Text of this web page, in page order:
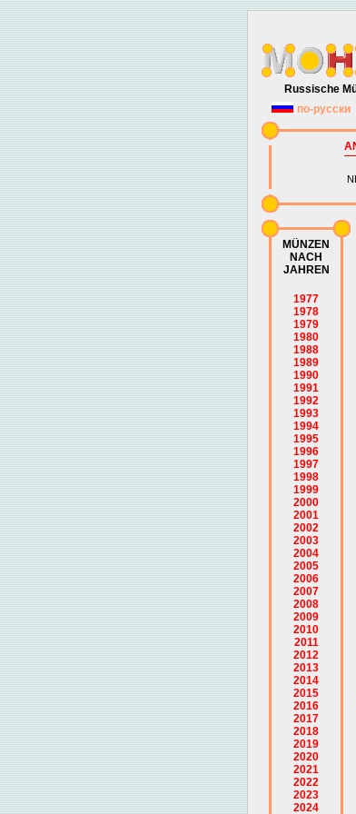
Russische
по-русски
MÜNZEN
NACH
JAHREN
1977
1978
1979
1980
1988
1989
1990
1991
1992
1993
1994
1995
1996
1997
1998
1999
2000
2001
2002
2003
2004
2005
2006
2007
2008
2009
2010
2011
2012
2013
2014
2015
2016
2017
2018
2019
2020
2021
2022
2023
2024